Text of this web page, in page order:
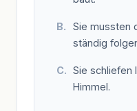
Sie mussten
ständig
Sie schliefen
Himmel.